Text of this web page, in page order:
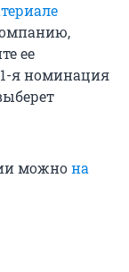
ее
я номинация
можнона